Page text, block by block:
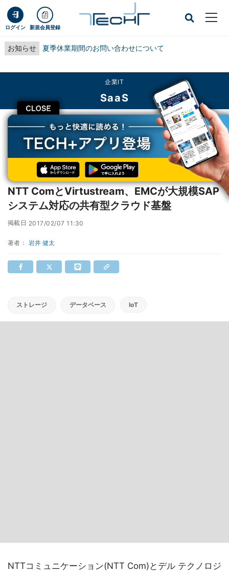
ログイン 新規会員登録
お知らせ 夏季休業期間のお問い合わせについて
CLOSE
企業IT
SaaS
TECH+ 企業IT
SaaS
NTT ComとVirtustream、EMCが大規模SAPシステム対応の共有型クラウド基
レポート
NTT ComとVirtustream、EMCが大規模SAP
システム対応の共有型クラウド基盤
掲載日 2017/02/07 11:30
著者： 岩井 健太
ストレージ データベース IoT
NTTコミュニケーション(NTT Com)とデル テクノロジ